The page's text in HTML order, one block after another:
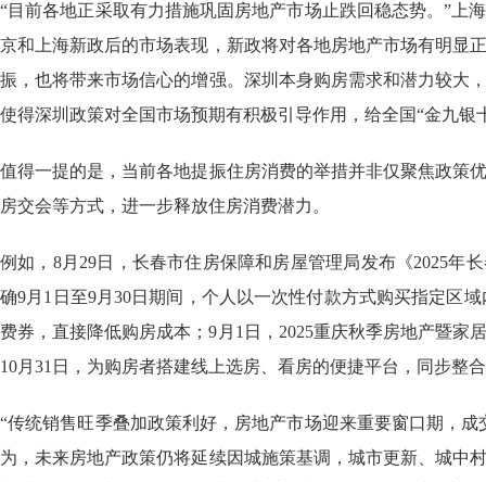
“目前各地正采取有力措施巩固房地产市场止跌回稳态势。”上
京和上海新政后的市场表现，新政将对各地房地产市场有明显
振，也将带来市场信心的增强。深圳本身购房需求和潜力较大
使得深圳政策对全国市场预期有积极引导作用，给全国“金九银
值得一提的是，当前各地提振住房消费的举措并非仅聚焦政策
房交会等方式，进一步释放住房消费潜力。
例如，8月29日，长春市住房保障和房屋管理局发布《2025年
确9月1日至9月30日期间，个人以一次性付款方式购买指定区
费券，直接降低购房成本；9月1日，2025重庆秋季房地产暨家
10月31日，为购房者搭建线上选房、看房的便捷平台，同步整
“传统销售旺季叠加政策利好，房地产市场迎来重要窗口期，
为，未来房地产政策仍将延续因城施策基调，城市更新、城中